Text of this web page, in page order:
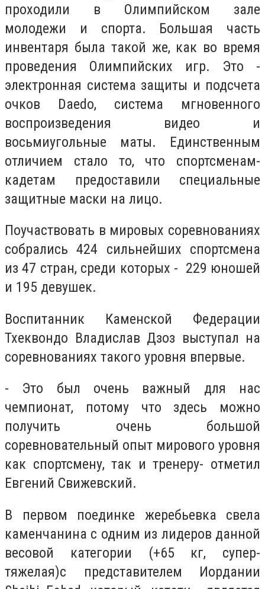
проходили в Олимпийском зале
молодежи и спорта. Большая часть
инвентаря была такой же, как во время
проведения Олимпийских игр. Это -
электронная система защиты и подсчета
очков Daedo, система мгновенного
воспроизведения видео и
восьмиугольные маты. Единственным
отличием стало то, что спортсменам-
кадетам предоставили специальные
защитные маски на лицо.
Поучаствовать в мировых соревнованиях
собрались 424 сильнейших спортсмена
из 47 стран, среди которых - 229 юношей
и 195 девушек.
Воспитанник Каменской Федерации
Тхеквондо Владислав Дзоз выступал на
соревнованиях такого уровня впервые.
- Это был очень важный для нас
чемпионат, потому что здесь можно
получить очень большой
соревновательный опыт мирового уровня
как спортсмену, так и тренеру- отметил
Евгений Свижевский.
В первом поединке жеребьевка свела
каменчанина с одним из лидеров данной
весовой категории (+65 кг, супер-
тяжелая)с представителем Иордании